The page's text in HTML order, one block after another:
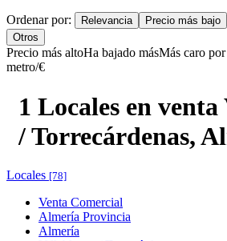
Ordenar por: Relevancia Precio más bajo
Otros
Precio más altoHa bajado másMás caro
metro/€
1 Locales en
/ Torrecárdenas,
Locales [78]
Venta Comercial
Almería Provincia
Almería